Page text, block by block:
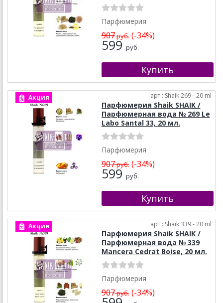
Парфюмерия
907руб.(-34%)
599 руб.
Акция арт.: Shaik 269 - 20 ml
Парфюмерия Shaik SHAIK /
Парфюмерная вода № 269 Le
Labo Santal 33, 20 мл.
Парфюмерия
907руб.(-34%)
599 руб.
Акция арт.: Shaik 339 - 20 ml
Парфюмерия Shaik SHAIK /
Парфюмерная вода № 339
Mancera Cedrat Boise, 20 мл.
Парфюмерия
907руб.(-34%)